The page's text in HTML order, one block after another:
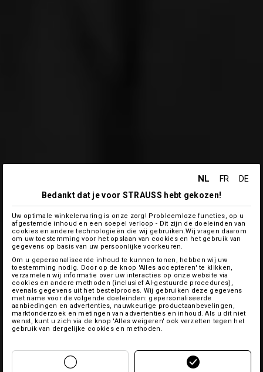
NL FR
DE
Bedankt dat je voor STRAUSS hebt gekozen!
Uw optimale winkelervaring is onze zorg! Probleemloze functies, op u
afgestemde inhoud en een soepel verloop - Dit zijn de doeleinden van
cookies en andere technologieën die wij gebruiken.Wij vragen daarom
om uw toestemming voor het opslaan van cookies en het gebruik van
gegevens op basis van uw persoonlijke voorkeuren.
Om u gepersonaliseerde inhoud te kunnen tonen, hebben wij uw
toestemming nodig. Door op de knop 'Alles accepteren' te klikken,
verzamelen wij informatie over uw interacties op onze website via
cookies en andere methoden (inclusief AI-gestuurde procedures),
evenals gegevens uit het bestelproces. Wij gebruiken deze gegevens
met name voor de volgende doeleinden: gepersonaliseerde
aanbiedingen en advertenties, nauwkeurige productaanbevelingen,
marktonderzoek en metingen van advertenties en inhoud. Als u dit niet
wenst, kunt u zich via de knop 'Alles weigeren' ook verzetten tegen het
gebruik van dergelijke cookies en methoden.